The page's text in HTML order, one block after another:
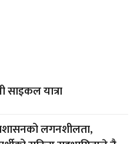
साइकल यात्रा
लगनशीलता,